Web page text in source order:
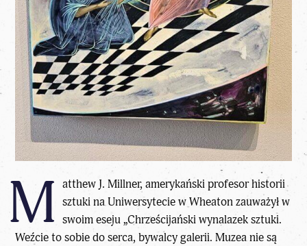
M atthew J. Millner, amerykański profesor historii
sztuki na Uniwersytecie w Wheaton zauważył w
swoim eseju „Chrześcijański wynalazek sztuki.
Weźcie to sobie do serca, bywalcy galerii. Muzea nie są